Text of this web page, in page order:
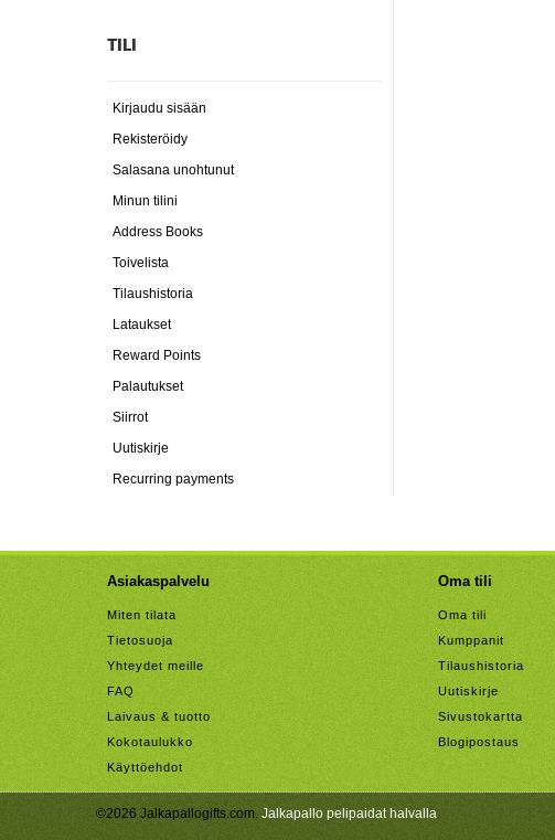
TILI
Kirjaudu sisään
Rekisteröidy
Salasana unohtunut
Minun tilini
Address Books
Toivelista
Tilaushistoria
Lataukset
Reward Points
Palautukset
Siirrot
Uutiskirje
Recurring payments
Asiakaspalvelu
Miten tilata
Tietosuoja
Yhteydet meille
FAQ
Laivaus & tuotto
Kokotaulukko
Käyttöehdot
Oma tili
Oma tili
Kumppanit
Tilaushistoria
Uutiskirje
Sivustokartta
Blogipostaus
©2026 Jalkapallogifts.com. Jalkapallo pelipaidat halvalla.